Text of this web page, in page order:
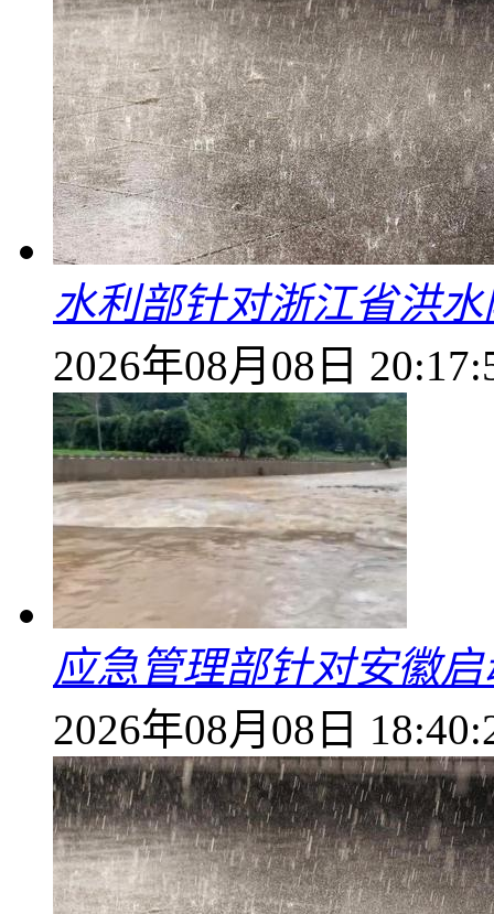
水利部针对浙江省洪
2026年08月08日
应急管理部针对安徽
2026年08月08日